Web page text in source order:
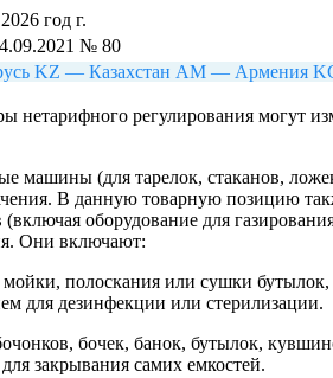
год г.
№ 80
KZ — Казахстан AM — Армения
регулирования могут
(для тарелок, стаканов,
В данную товарную позицию
оборудование для
Они включают:
полоскания или сушки
для дезинфекции или стерилизации.
бочек, банок, бутылок,
закрывания самих емкостей.